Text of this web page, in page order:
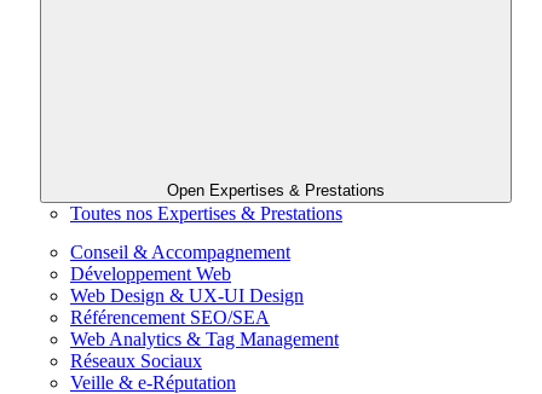
Open Expertises & Prestations
Toutes nos Expertises & Prestations
Conseil & Accompagnement
Développement Web
Web Design & UX-UI Design
Référencement SEO/SEA
Web Analytics & Tag Management
Réseaux Sociaux
Veille & e-Réputation